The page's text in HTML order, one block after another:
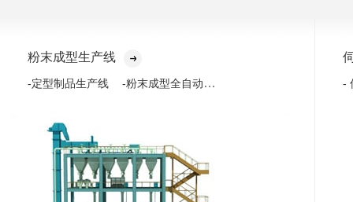
粉末成型生产线
-定型制品生产线 -粉末成型全自动化生产线 -